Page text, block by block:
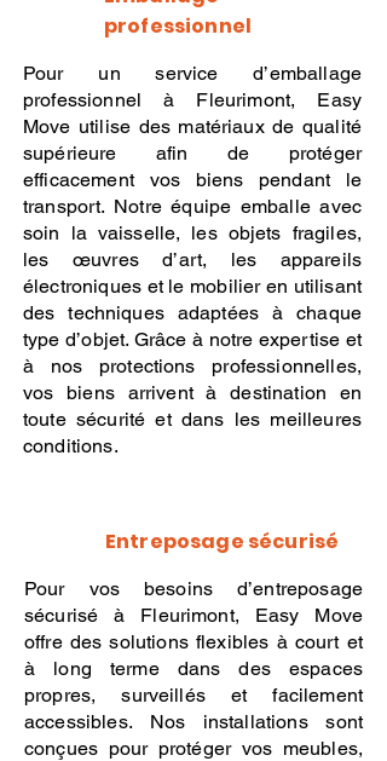
professionnel
Pour un service d’emballage
professionnel à Fleurimont, Easy
Move utilise des matériaux de qualité
supérieure afin de protéger
efficacement vos biens pendant le
transport. Notre équipe emballe avec
soin la vaisselle, les objets fragiles,
les œuvres d’art, les appareils
électroniques et le mobilier en utilisant
des techniques adaptées à chaque
type d’objet. Grâce à notre expertise et
à nos protections professionnelles,
vos biens arrivent à destination en
toute sécurité et dans les meilleures
conditions.
Entreposage sécurisé
Pour vos besoins d’entreposage
sécurisé à Fleurimont, Easy Move
offre des solutions flexibles à court et
à long terme dans des espaces
propres, surveillés et facilement
accessibles. Nos installations sont
conçues pour protéger vos meubles,